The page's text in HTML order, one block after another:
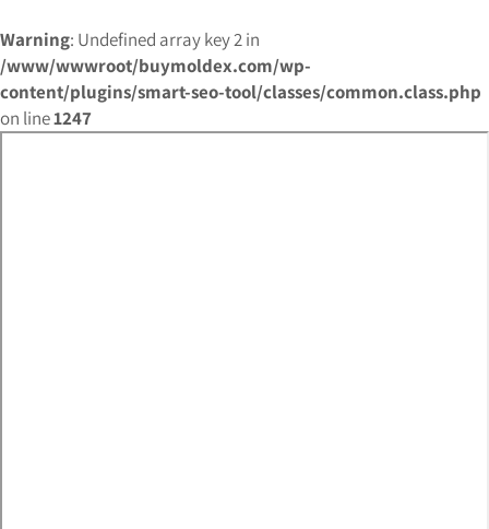
Warning: Undefined array key 2 in
/www/wwwroot/buymoldex.com/wp-
content/plugins/smart-seo-tool/classes/common.class.php
on line1247